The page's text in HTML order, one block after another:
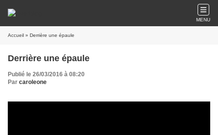
MENU
Accueil » Derrière une épaule
Derrière une épaule
Publié le 26/03/2016 à 08:20
Par caroleone